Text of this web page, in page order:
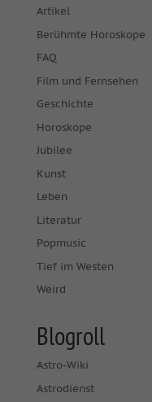
Artikel
Berühmte Horoskope
FAQ
Film und Fernsehen
Geschichte
Horoskope
Jubilee
Kunst
Leben
Literatur
Popmusic
Tief im Westen
Weird
Blogroll
Astro-Wiki
Astrodienst